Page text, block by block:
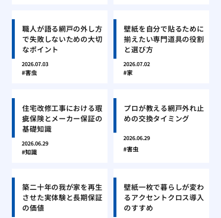
職人が語る網戸の外し方
で失敗しないための大切
なポイント
2026.07.03
害虫
壁紙を自分で貼るために
揃えたい専門道具の役割
と選び方
2026.07.02
家
住宅改修工事における瑕
疵保険とメーカー保証の
基礎知識
2026.06.29
知識
プロが教える網戸外れ止
めの交換タイミング
2026.06.29
害虫
築二十年の我が家を再生
させた実体験と長期保証
の価値
壁紙一枚で暮らしが変わ
るアクセントクロス導入
のすすめ